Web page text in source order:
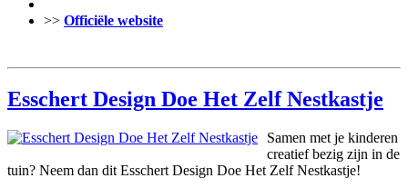
>> Officiële website
Esschert Design Doe Het Zelf Nestkastje
Samen met je kinderen
creatief bezig zijn in de
tuin? Neem dan dit Esschert Design Doe Het Zelf Nestkastje!